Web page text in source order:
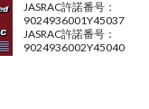
JASRAC許諾番号：
9024936001Y45037
JASRAC許諾番号：
9024936002Y45040